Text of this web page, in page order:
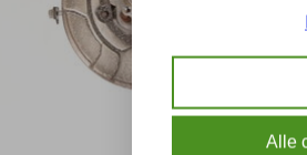
Alle